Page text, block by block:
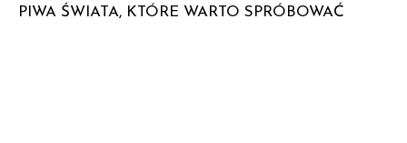
PIWA ŚWIATA, KTÓRE WARTO SPRÓBOWAĆ